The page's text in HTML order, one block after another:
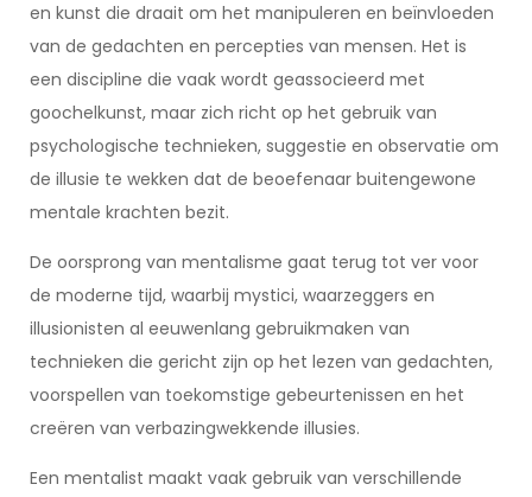
en kunst die draait om het manipuleren en beïnvloeden
van de gedachten en percepties van mensen. Het is
een discipline die vaak wordt geassocieerd met
goochelkunst, maar zich richt op het gebruik van
psychologische technieken, suggestie en observatie om
de illusie te wekken dat de beoefenaar buitengewone
mentale krachten bezit.
De oorsprong van mentalisme gaat terug tot ver voor
de moderne tijd, waarbij mystici, waarzeggers en
illusionisten al eeuwenlang gebruikmaken van
technieken die gericht zijn op het lezen van gedachten,
voorspellen van toekomstige gebeurtenissen en het
creëren van verbazingwekkende illusies.
Een mentalist maakt vaak gebruik van verschillende